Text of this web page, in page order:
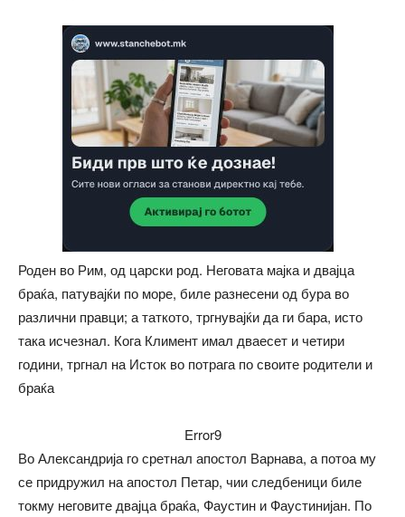
Роден во Рим, од царски род. Неговата мајка и двајца
браќа, патувајќи по море, биле разнесени од бура во
различни правци; а таткото, тргнувајќи да ги бара, исто
така исчезнал. Кога Климент имал дваесет и четири
години, тргнал на Исток во потрага по своите родители и
браќа
Error9
Во Александрија го сретнал апостол Варнава, а потоа му
се придружил на апостол Петар, чии следбеници биле
токму неговите двајца браќа, Фаустин и Фаустинијан. По